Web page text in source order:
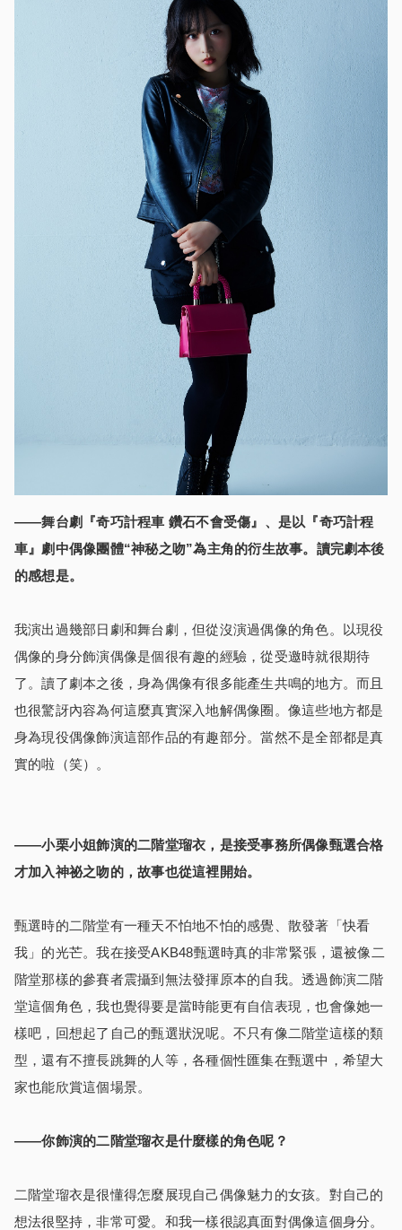
――舞台劇『奇巧計程車 鑽石不會受傷』、是以『奇巧計程
車』劇中偶像團體“神秘之吻”為主角的衍生故事。讀完劇本後
的感想是。
我演出過幾部日劇和舞台劇，但從沒演過偶像的角色。以現役
偶像的身分飾演偶像是個很有趣的經驗，從受邀時就很期待
了。讀了劇本之後，身為偶像有很多能產生共鳴的地方。而且
也很驚訝內容為何這麼真實深入地解偶像圈。像這些地方都是
身為現役偶像飾演這部作品的有趣部分。當然不是全部都是真
實的啦（笑）。
――小栗小姐飾演的二階堂瑠衣，是接受事務所偶像甄選合格
才加入神祕之吻的，故事也從這裡開始。
甄選時的二階堂有一種天不怕地不怕的感覺、散發著「快看
我」的光芒。我在接受AKB48甄選時真的非常緊張，還被像二
階堂那樣的參賽者震攝到無法發揮原本的自我。透過飾演二階
堂這個角色，我也覺得要是當時能更有自信表現，也會像她一
樣吧，回想起了自己的甄選狀況呢。不只有像二階堂這樣的類
型，還有不擅長跳舞的人等，各種個性匯集在甄選中，希望大
家也能欣賞這個場景。
――你飾演的二階堂瑠衣是什麼樣的角色呢？
二階堂瑠衣是很懂得怎麼展現自己偶像魅力的女孩。對自己的
想法很堅持，非常可愛。和我一樣很認真面對偶像這個身分。